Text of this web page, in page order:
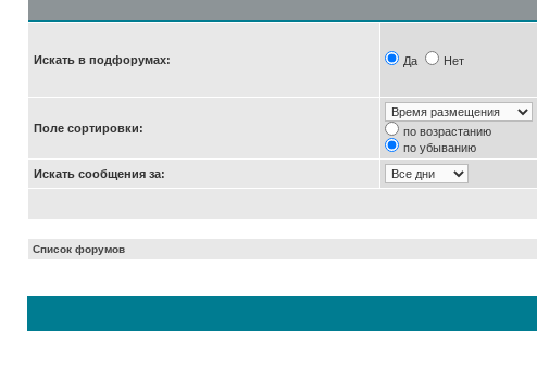
Искать в подфорумах: Да Нет
Поле сортировки:
по возрастанию
по убыванию
Искать сообщения за:
Список форумов